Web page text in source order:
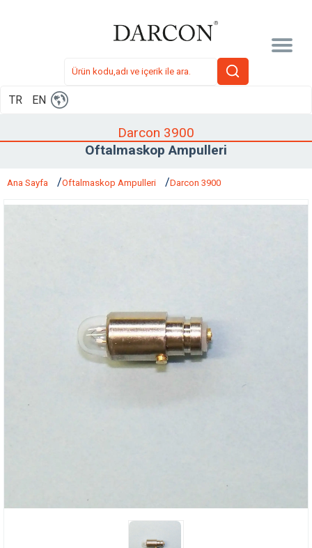
TR EN
Darcon 3900
Oftalmaskop Ampulleri
Ana Sayfa Oftalmaskop Ampulleri Darcon 3900